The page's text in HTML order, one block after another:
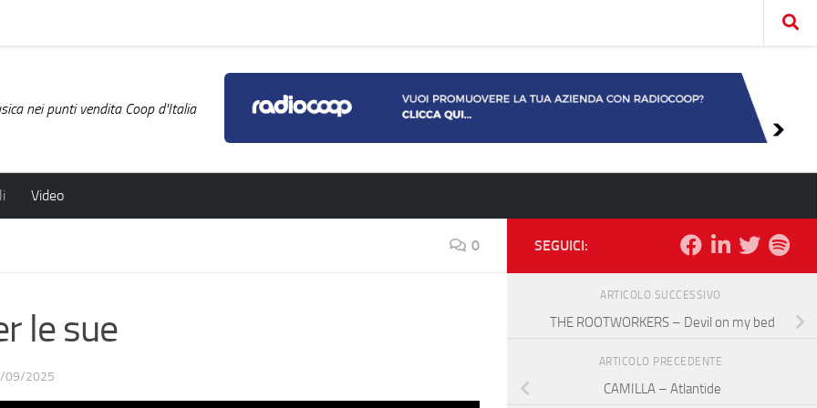
nei punti vendita Coop d'Italia
Video
0
le sue
09/2025
SEGUICI:
ARTICOLO SUCCESSIVO
THE ROOTWORKERS – Devil on my bed
ARTICOLO PRECEDENTE
CAMILLA – Atlantide